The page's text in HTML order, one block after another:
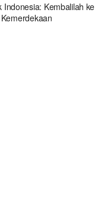
Kembalilah ke